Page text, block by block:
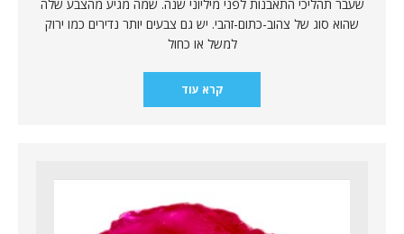
שעבר תהליכי התאבנות לפני מיליוני שנה. שמה מגיע מהצבע שלה
שהוא סוג של צהוב-כתום-זהבי. יש גם צבעים יותר נדירים כמו ירוק
למשל או כחול
קרא עוד